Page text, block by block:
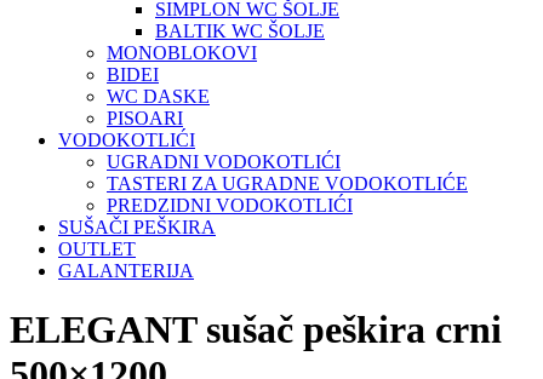
SIMPLON WC ŠOLJE
BALTIK WC ŠOLJE
MONOBLOKOVI
BIDEI
WC DASKE
PISOARI
VODOKOTLIĆI
UGRADNI VODOKOTLIĆI
TASTERI ZA UGRADNE VODOKOTLIĆE
PREDZIDNI VODOKOTLIĆI
SUŠAČI PEŠKIRA
OUTLET
GALANTERIJA
ELEGANT sušač peškira crni